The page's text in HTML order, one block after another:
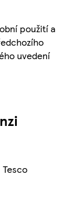
použití a
uvedení